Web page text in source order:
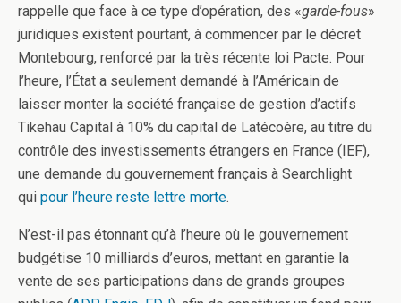
rappelle que face à ce type d’opération, des «garde-fous»
juridiques existent pourtant, à commencer par le décret
Montebourg, renforcé par la très récente loi Pacte. Pour
l’heure, l’État a seulement demandé à l’Américain de
laisser monter la société française de gestion d’actifs
Tikehau Capital à 10% du capital de Latécoère, au titre du
contrôle des investissements étrangers en France (IEF),
une demande du gouvernement français à Searchlight
qui pour l’heure reste lettre morte.
N’est-il pas étonnant qu’à l’heure où le gouvernement
budgétise 10 milliards d’euros, mettant en garantie la
vente de ses participations dans de grands groupes